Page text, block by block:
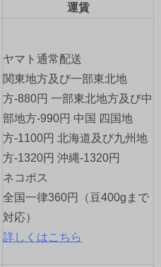
運賃
ヤマト通常配送
関東地方及び一部東北地
方-880円 一部東北地方及び中
部地方-990円 中国 四国地
方-1100円 北海道及び九州地
方-1320円 沖縄-1320円
ネコポス
全国一律360円（豆400gまで
対応）
詳しくはこちら